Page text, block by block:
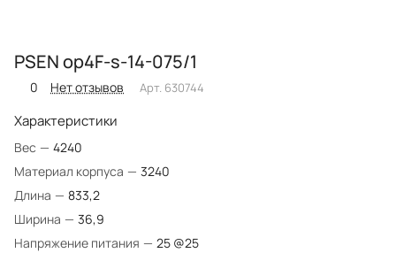
PSEN op4F-s-14-075/1
0 Нет отзывов Арт. 630744
Характеристики
Вес — 4240
Материал корпуса — 3240
Длина — 833,2
Ширина — 36,9
Напряжение питания — 25 @25